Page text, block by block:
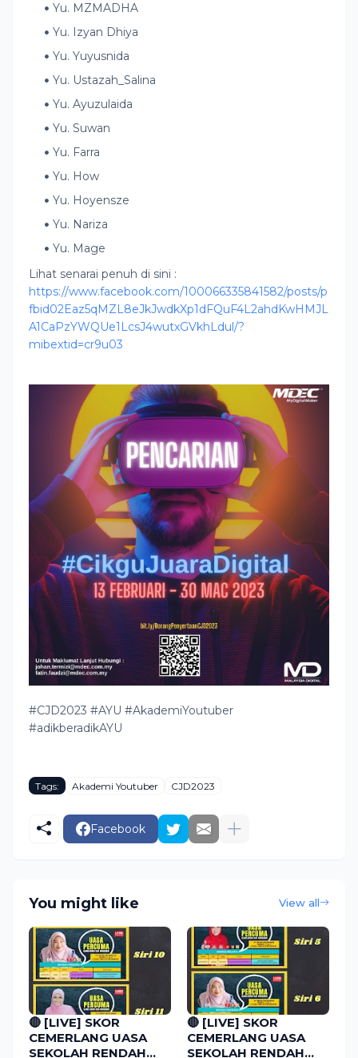
Yu. MZMADHA
Yu. Izyan Dhiya
Yu. Yuyusnida
Yu. Ustazah_Salina
Yu. Ayuzulaida
Yu. Suwan
Yu. Farra
Yu. How
Yu. Hoyensze
Yu. Nariza
Yu. Mage
Lihat senarai penuh di sini :
https://www.facebook.com/100066335841582/posts/p
fbid02Eaz5qMZL8eJkJwdkXp1dFQuF4L2ahdKwHMJL
A1CaPzYWQUe1LcsJ4wutxGVkhLdul/?
mibextid=cr9u03
#CJD2023 #AYU #AkademiYoutuber
#adikberadikAYU
Tags: Akademi Youtuber CJD2023
Facebook
You might like View all
🔴 [LIVE] SKOR
CEMERLANG UASA
SEKOLAH RENDAH
🔴 [LIVE] SKOR
CEMERLANG UASA
SEKOLAH RENDAH